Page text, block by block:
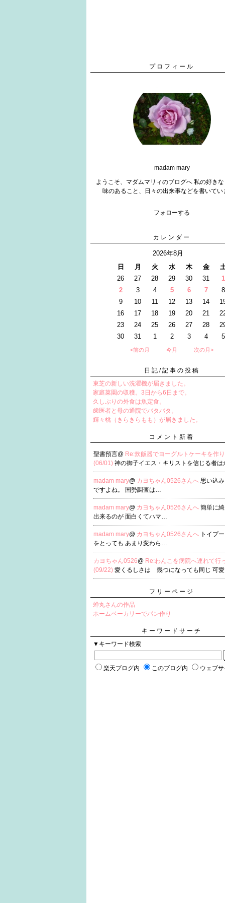
プロフィール
madam mary
ようこそ、マダムマリィのブログへ 私の好き
味のあること、日々の出来事などを書いてい
フォローする
カレンダー
2026年8月
日
月 火 水 木 金
26
27 28 29 30 31
1
2
3 4 5 6 7
8
9
10 11 12 13 14
16
17 18 19 20 21
23
24 25 26 27 28
30
31 1 2 3 4 5
<前の月 今月 次の月>
日記/記事の投稿
東芝の新しい洗濯機が届きました。
家庭菜園の収穫。3日から6日まで。
久しぶりの外食は魚定食。
歯医者と母の通院でバタバタ。
輝々桃（きらきらもも）が届きました。
コメント新着
聖書預言@ Re:炊飯器でヨーグルトケーキを作
(06/01) 神の御子イエス・キリストを信じる者
madam mary@ カヨちゃん0526さんへ 思い込
ですよね。 国勢調査は…
madam mary@ カヨちゃん0526さんへ 簡単に
出来るのが 面白くてハマ…
madam mary@ カヨちゃん0526さんへ トイプ
をとっても あまり変わら…
カヨちゃん0526@ Re:わんこを病院へ連れて行
(09/22) 愛くるしさは 幾つになっても同じ 可
フリーページ
蝉丸さんの作品
ホームベーカリーでパン作り
キーワードサーチ
▼キーワード検索
楽天ブログ内 このブログ内 ウェブ